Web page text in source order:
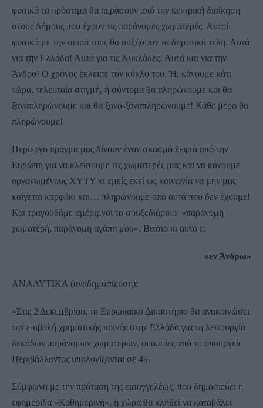
φυσικά τα πρόστιμα θα περάσουν από την κεντρική διοίκηση
στους Δήμους που έχουν τις παράνομες χωματερές. Αυτοί
φυσικά με την σειρά τους θα αυξήσουν τα δημοτικά τέλη. Αυτά
για την Ελλάδα! Αυτά για τις Κυκλάδες! Αυτά και για την
Άνδρο! Ο χρόνος έκλεισε τον κύκλο του. Ή, κάνουμε κάτι
τώρα, τελευταία στιγμή, ή σύντομα θα πληρώνουμε και θα
ξαναπληρώνουμε και θα ξανα-ξαναπληρώνουμε! Κάθε μέρα θα
πληρώνουμε!
Περίεργο πράγμα μας δίνουν έναν σκασμό λεφτά από την
Ευρώπη για να κλείσουμε τις χωματερές μας και να κάνουμε
οργανωμένους ΧΥΤΥ κι εμείς εκεί ως κοινωνία να μην μας
καίγεται καρφάκι και… πληρώνουμε από αυτά που δεν έχουμε!
Και τραγουδάμε αμέριμνοι το σουξεδιάρικο: «παράνομη
χωματερή, παράνομη αγάπη μου». Βίτσιο κι αυτό ε;
«εν Άνδρω»
ΑΝΑΛΥΤΙΚΑ (αναδημοσίευση):
«Στις 2 Δεκεμβρίου, το Ευρωπαϊκό Δικαστήριο θα ανακοινώσει
την επιβολή χρηματικής ποινής στην Ελλάδα για τη λειτουργία
δεκάδων παράνομων χωματερών, οι οποίες από το υπουργείο
Περιβάλλοντος υπολογίζονται σε 49.
Σύμφωνα με την πρόταση της εισαγγελέως, που δημοσιεύει η
εφημερίδα «Καθημερινή», η χώρα θα κληθεί να καταβάλει